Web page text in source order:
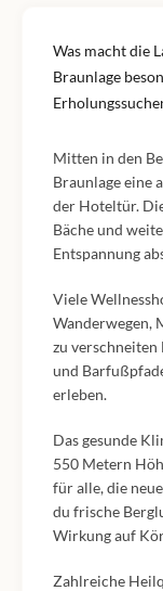
Was macht die
Braunlage
Mitten in den
Braunlage eine
der Hoteltür.
Bäche und
Entspannung
Viele
Wanderwegen,
zu verschneiten
und
erleben.
Das gesunde
550 Metern
für alle, die
du frische
Wirkung auf
Zahlreiche